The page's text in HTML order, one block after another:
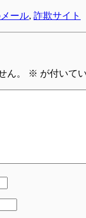
ール, 詐欺サイト
ん。 ※ が付いて